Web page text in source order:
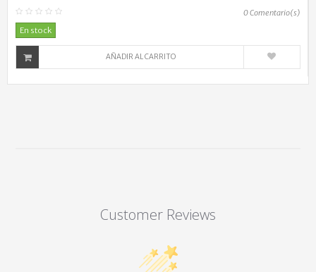
0Comentario(s)
En stock
AÑADIR AL CARRITO
Customer Reviews